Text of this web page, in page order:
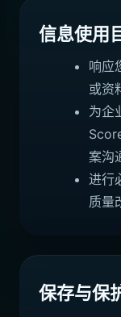
信息使用
响应
或资
为企
案沟
进行
质量
保存与保